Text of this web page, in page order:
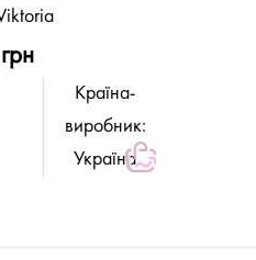
Країна-
виробник:
Україна